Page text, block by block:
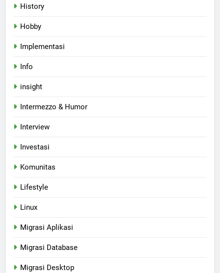
History
Hobby
Implementasi
Info
insight
Intermezzo & Humor
Interview
Investasi
Komunitas
Lifestyle
Linux
Migrasi Aplikasi
Migrasi Database
Migrasi Desktop